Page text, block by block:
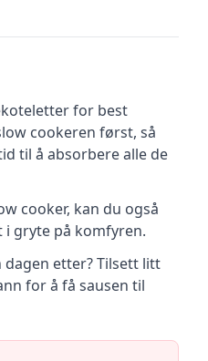
for best
cookeren først, så
til å absorbere alle de
cooker, kan du også
gryte på komfyren.
etter? Tilsett litt
for å få sausen til